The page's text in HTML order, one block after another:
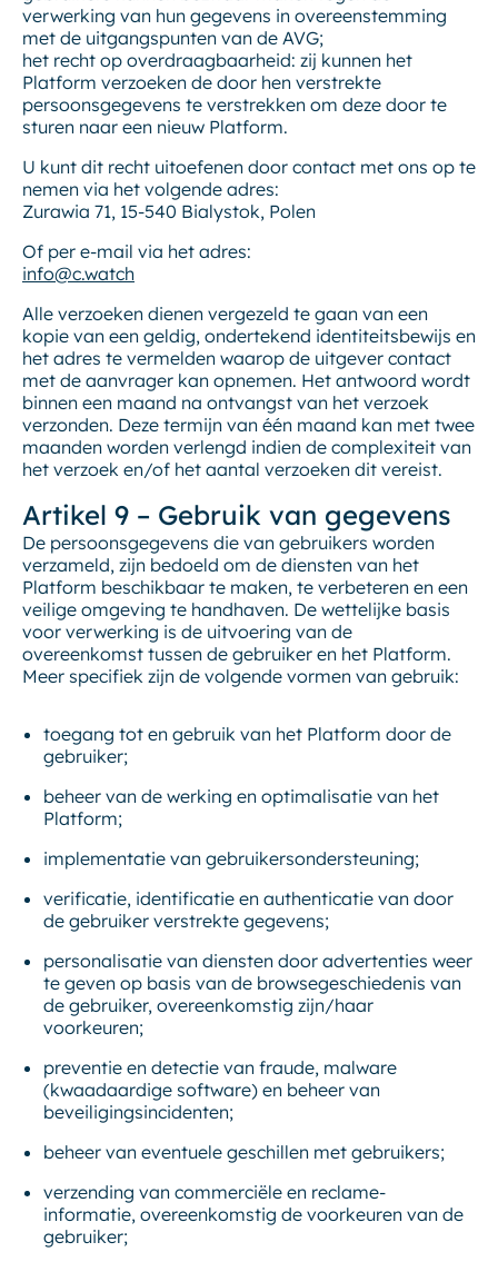
verwerking van hun gegevens in overeenstemming
met de uitgangspunten van de AVG;
het recht op overdraagbaarheid: zij kunnen het
Platform verzoeken de door hen verstrekte
persoonsgegevens te verstrekken om deze door te
sturen naar een nieuw Platform.
U kunt dit recht uitoefenen door contact met ons op te
nemen via het volgende adres:
Zurawia 71, 15-540 Bialystok, Polen
Of per e-mail via het adres:
info@c.watch
Alle verzoeken dienen vergezeld te gaan van een
kopie van een geldig, ondertekend identiteitsbewijs en
het adres te vermelden waarop de uitgever contact
met de aanvrager kan opnemen. Het antwoord wordt
binnen een maand na ontvangst van het verzoek
verzonden. Deze termijn van één maand kan met twee
maanden worden verlengd indien de complexiteit van
het verzoek en/of het aantal verzoeken dit vereist.
Artikel 9 – Gebruik van gegevens
De persoonsgegevens die van gebruikers worden
verzameld, zijn bedoeld om de diensten van het
Platform beschikbaar te maken, te verbeteren en een
veilige omgeving te handhaven. De wettelijke basis
voor verwerking is de uitvoering van de
overeenkomst tussen de gebruiker en het Platform.
Meer specifiek zijn de volgende vormen van gebruik:
toegang tot en gebruik van het Platform door de
gebruiker;
beheer van de werking en optimalisatie van het
Platform;
implementatie van gebruikersondersteuning;
verificatie, identificatie en authenticatie van door
de gebruiker verstrekte gegevens;
personalisatie van diensten door advertenties weer
te geven op basis van de browsegeschiedenis van
de gebruiker, overeenkomstig zijn/haar
voorkeuren;
preventie en detectie van fraude, malware
(kwaadaardige software) en beheer van
beveiligingsincidenten;
beheer van eventuele geschillen met gebruikers;
verzending van commerciële en reclame-
informatie, overeenkomstig de voorkeuren van de
gebruiker;